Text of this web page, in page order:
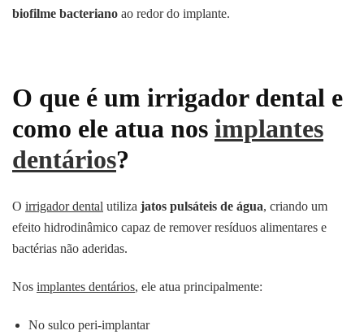
biofilme bacteriano ao redor do implante.
O que é um irrigador dental e
como ele atua nos implantes
dentários?
O irrigador dental utiliza jatos pulsáteis de água, criando um
efeito hidrodinâmico capaz de remover resíduos alimentares e
bactérias não aderidas.
Nos implantes dentários, ele atua principalmente:
No sulco peri-implantar